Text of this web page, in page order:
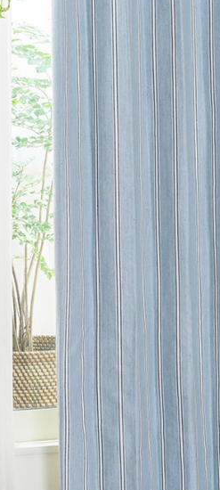
り幅に
を利
のヒ
すっき
るベー
す。
55～140
141～200
201～260
幅101cm以上のサイズをご